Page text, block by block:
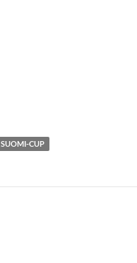
SUOMI-CUP